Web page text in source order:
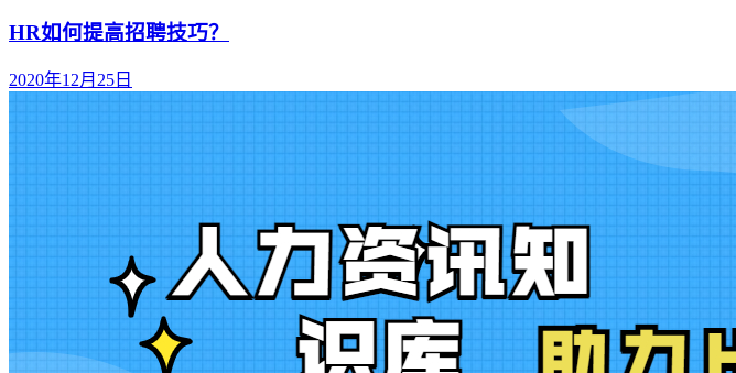
HR如何提高招聘技巧？
2020年12月25日